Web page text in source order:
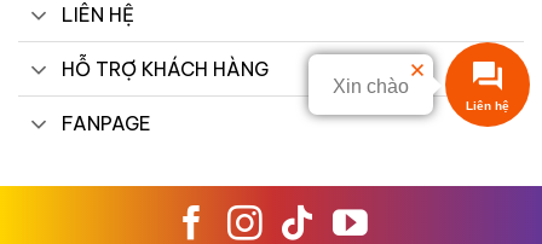
Liên hệ
Xin chào
LIÊN HỆ
HỖ TRỢ KHÁCH HÀNG
FANPAGE